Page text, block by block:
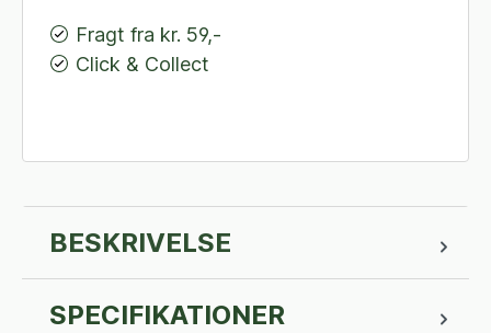
Fragt fra kr. 59,-
Click & Collect
BESKRIVELSE
SPECIFIKATIONER